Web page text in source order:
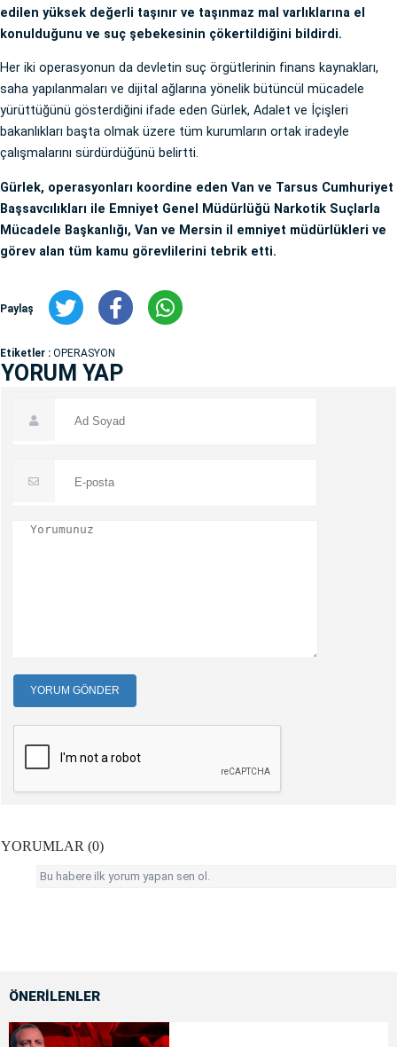
edilen yüksek değerli taşınır ve taşınmaz mal varlıklarına el
konulduğunu ve suç şebekesinin çökertildiğini bildirdi.
Her iki operasyonun da devletin suç örgütlerinin finans kaynakları,
saha yapılanmaları ve dijital ağlarına yönelik bütüncül mücadele
yürüttüğünü gösterdiğini ifade eden Gürlek, Adalet ve İçişleri
bakanlıkları başta olmak üzere tüm kurumların ortak iradeyle
çalışmalarını sürdürdüğünü belirtti.
Gürlek, operasyonları koordine eden Van ve Tarsus Cumhuriyet
Başsavcılıkları ile Emniyet Genel Müdürlüğü Narkotik Suçlarla
Mücadele Başkanlığı, Van ve Mersin il emniyet müdürlükleri ve
görev alan tüm kamu görevlilerini tebrik etti.
Paylaş
Etiketler : OPERASYON
YORUM YAP
YORUM GÖNDER
YORUMLAR (0)
Bu habere ilk yorum yapan sen ol.
ÖNERİLENLER